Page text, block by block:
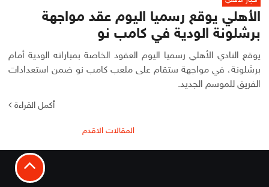
الأهلي يوقع رسميا اليوم عقد مواجهة
برشلونة الودية في كامب نو
يوقع النادي الأهلي رسميا اليوم العقود الخاصة بمباراته الودية أمام
برشلونة، في مواجهة ستقام على ملعب كامب نو ضمن استعدادات
الفريق للموسم الجديد.
أكمل القراءة
المقالات
المقالات الاقدم